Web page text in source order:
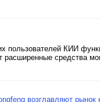
пользователей КИИ
средства
возглавляют